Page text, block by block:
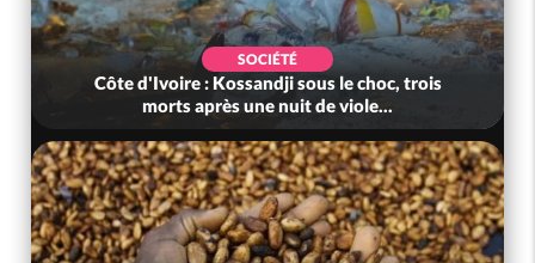
SOCIÉTÉ
Côte d'Ivoire : Kossandji sous le choc, trois
morts après une nuit de viole...